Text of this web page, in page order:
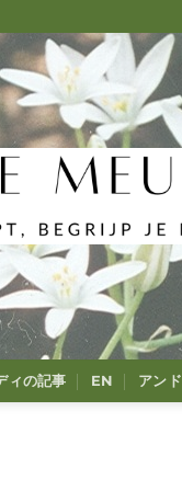
ィの記事 EN アンド